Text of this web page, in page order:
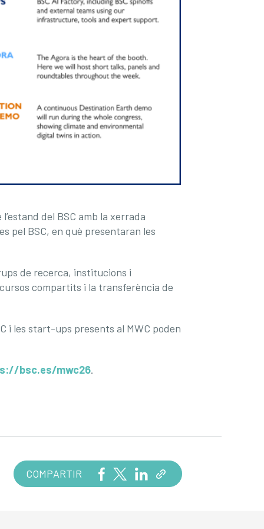
del BSC amb la xerrada
pel BSC, en què presentaran les
de recerca, institucions i
compartits i la transferència de
i les start-ups presents al MWC poden
bsc.es/mwc26.
COMPARTIR